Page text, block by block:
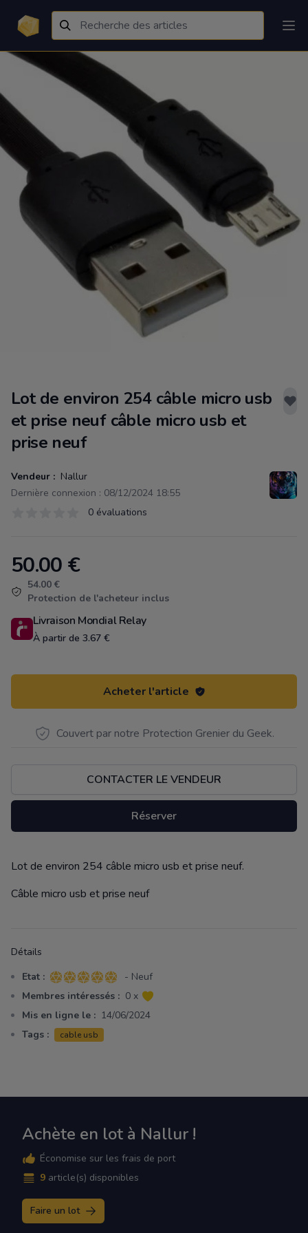
Lot de environ 254 câble micro usb
et prise neuf câble micro usb et
prise neuf
Vendeur : Nallur
Dernière connexion : 08/12/2024 18:55
0 évaluations
Product information
50.00 €
54.00 €
Protection de l'acheteur inclus
Livraison Mondial Relay
À partir de 3.67 €
Acheter l'article
Couvert par notre Protection Grenier du Geek.
CONTACTER LE VENDEUR
Réserver
Description
Lot de environ 254 câble micro usb et prise neuf.
Câble micro usb et prise neuf
Détails
Etat : 5 sur 5 étoiles
- Neuf
Membres intéressés : 0 x
Mis en ligne le : 14/06/2024
Tags :
cable usb
Achète en lot à Nallur !
Économise sur les frais de port
9 article(s) disponibles
Faire un lot